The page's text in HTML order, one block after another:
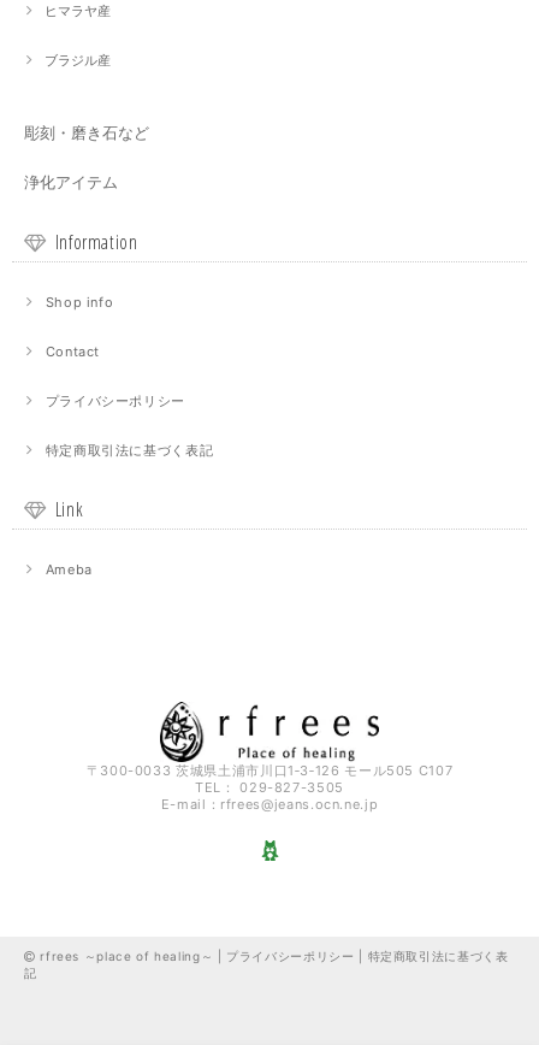
ヒマラヤ産
ブラジル産
彫刻・磨き石など
浄化アイテム
Information
Shop info
Contact
プライバシーポリシー
特定商取引法に基づく表記
Link
Ameba
〒300-0033 茨城県土浦市川口1‐3‐126 モール505 C107
TEL： 029-827-3505
E-mail： rfrees@jeans.ocn.ne.jp
rfrees ～place of healing～ | プライバシーポリシー
特定商取引法に基づく表
記